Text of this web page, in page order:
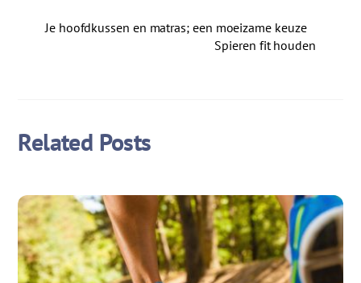
Je hoofdkussen en matras; een moeizame keuze
Spieren fit houden
Related Posts